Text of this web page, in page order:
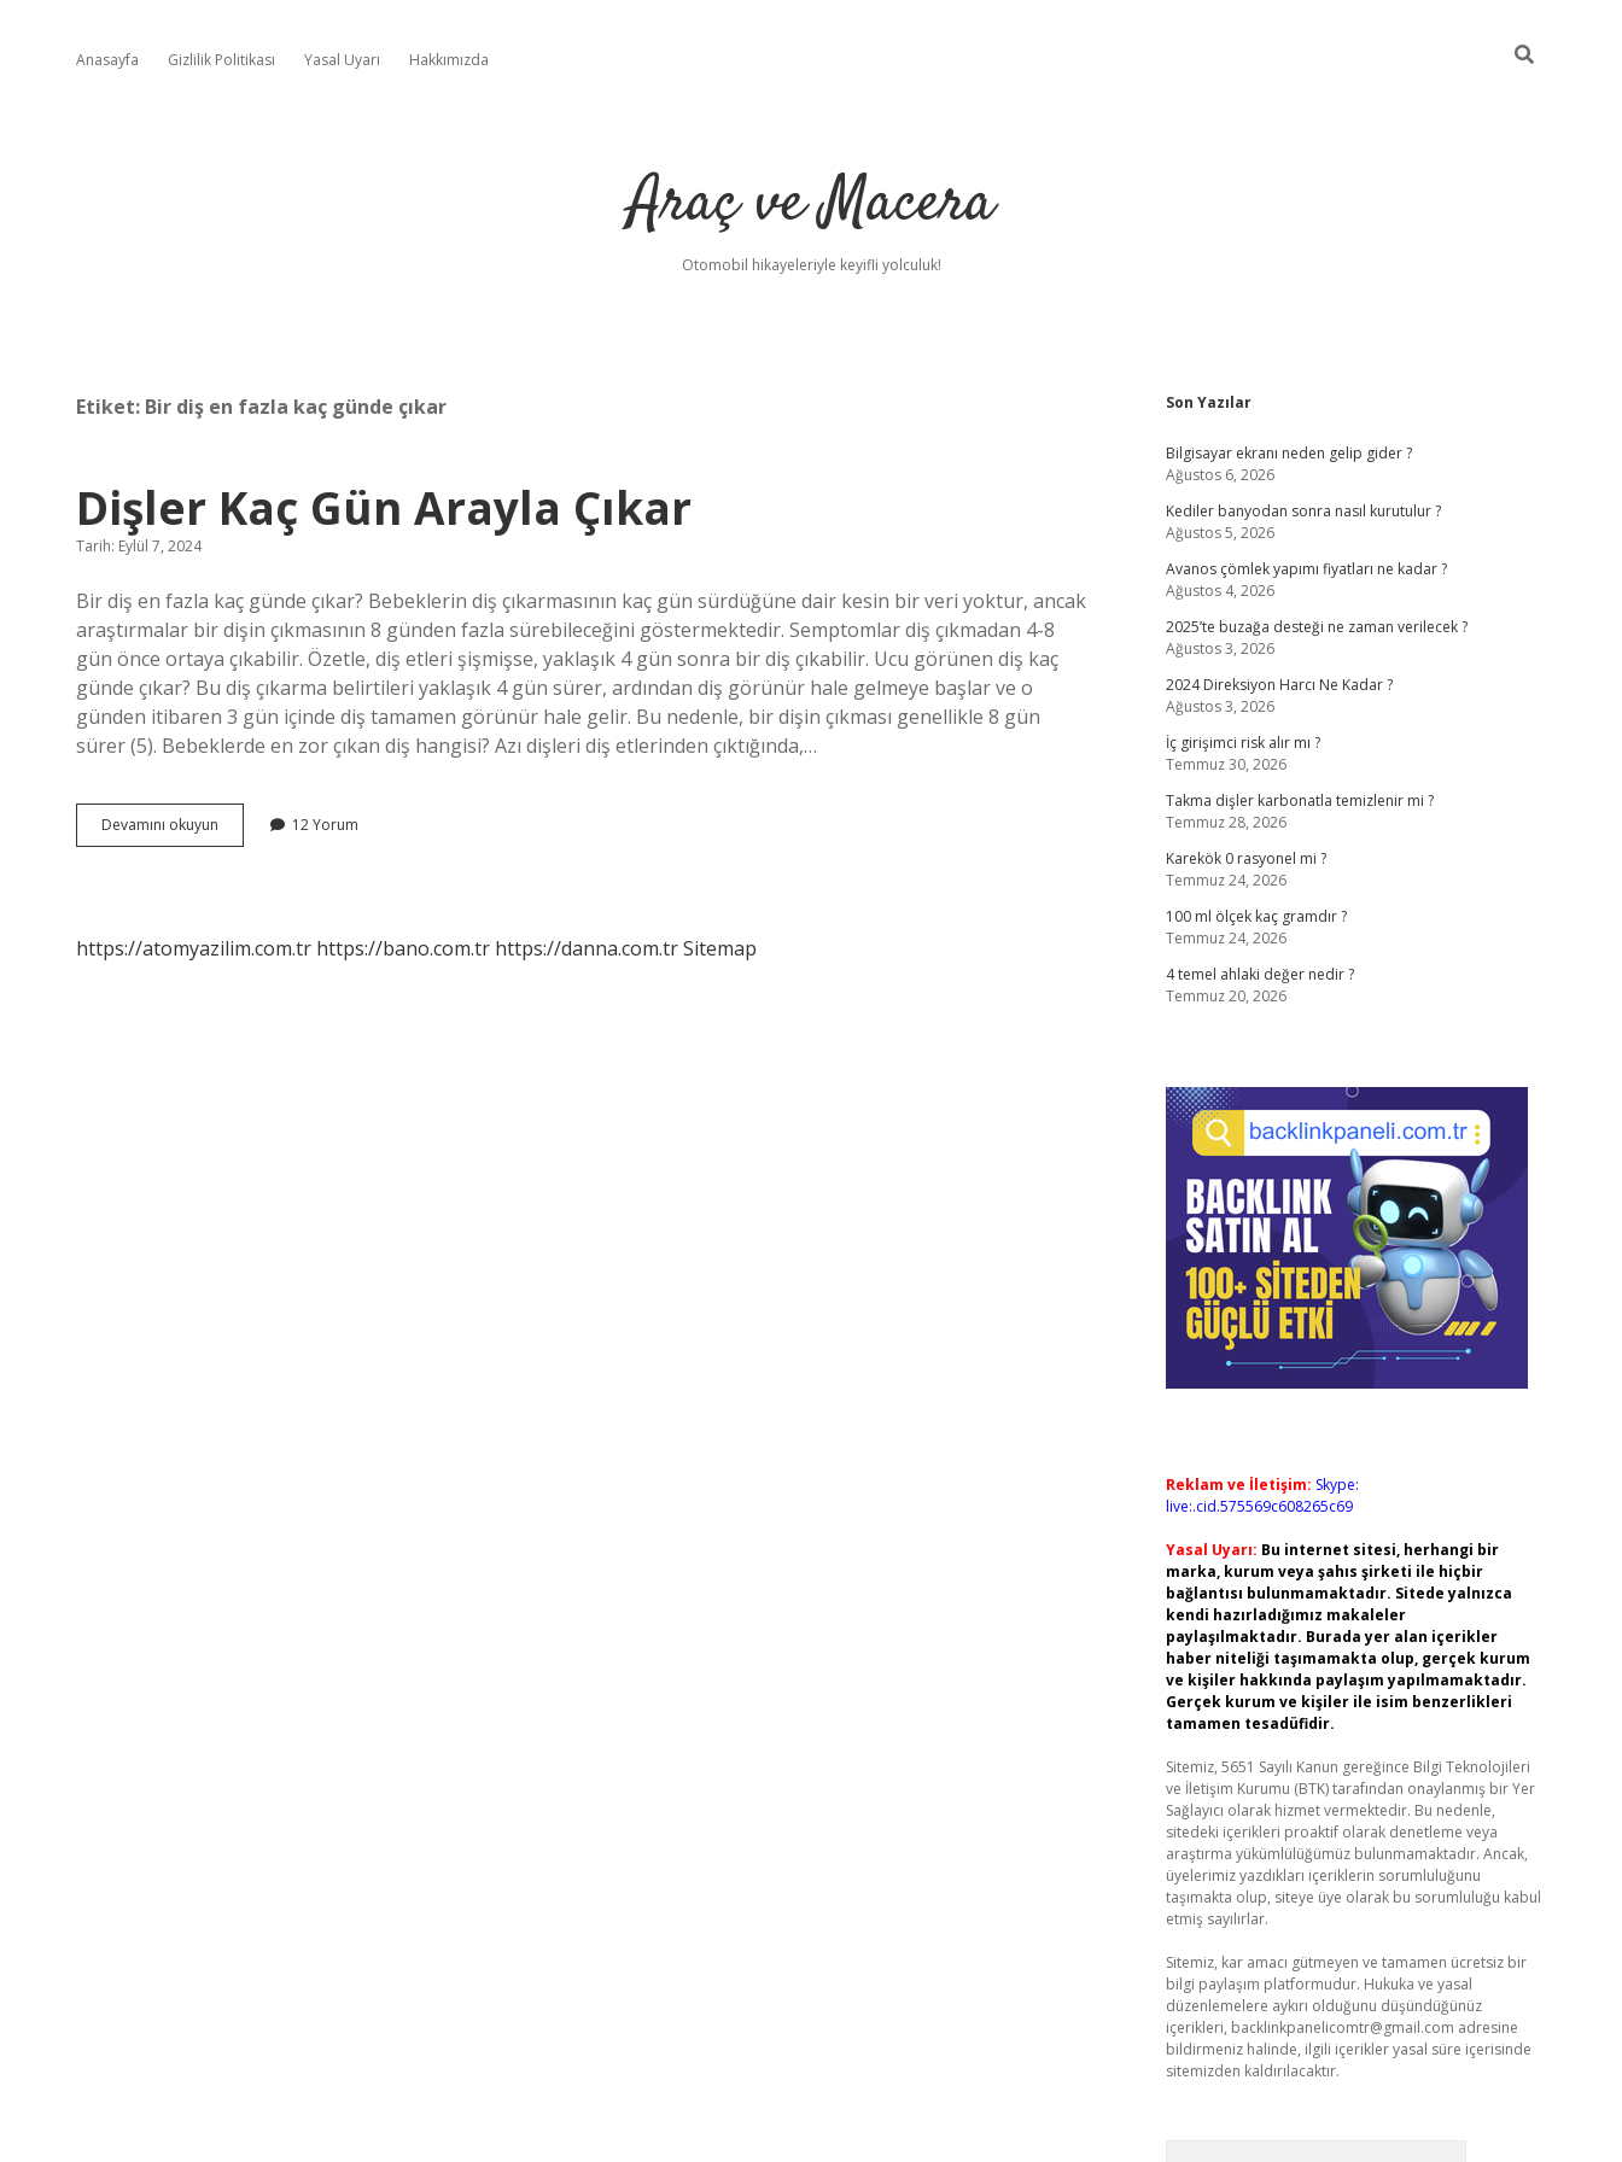
Anasayfa Gizlilik Politikası Yasal Uyarı Hakkımızda
Araç ve Macera
Otomobil hikayeleriyle keyifli yolculuk!
Etiket: Bir diş en fazla kaç günde çıkar
Dişler Kaç Gün Arayla Çıkar
Tarih: Eylül 7, 2024
Bir diş en fazla kaç günde çıkar? Bebeklerin diş çıkarmasının kaç gün sürdüğüne dair kesin bir veri yoktur, ancak
araştırmalar bir dişin çıkmasının 8 günden fazla sürebileceğini göstermektedir. Semptomlar diş çıkmadan 4-8
gün önce ortaya çıkabilir. Özetle, diş etleri şişmişse, yaklaşık 4 gün sonra bir diş çıkabilir. Ucu görünen diş kaç
günde çıkar? Bu diş çıkarma belirtileri yaklaşık 4 gün sürer, ardından diş görünür hale gelmeye başlar ve o
günden itibaren 3 gün içinde diş tamamen görünür hale gelir. Bu nedenle, bir dişin çıkması genellikle 8 gün
sürer (5). Bebeklerde en zor çıkan diş hangisi? Azı dişleri diş etlerinden çıktığında,…
Devamını okuyun
Kaç
12 Yorum
https://atomyazilim.com.tr https://bano.com.tr https://danna.com.trSitemap
Sidebar
Son Yazılar
Bilgisayar ekranı neden gelip gider ?
Ağustos 6, 2026
Kediler banyodan sonra nasıl kurutulur ?
Ağustos 5, 2026
Avanos çömlek yapımı fiyatları ne kadar ?
Ağustos 4, 2026
2025’te buzağa desteği ne zaman verilecek ?
Ağustos 3, 2026
2024 Direksiyon Harcı Ne Kadar ?
Ağustos 3, 2026
İç girişimci risk alır mı ?
Temmuz 30, 2026
Takma dişler karbonatla temizlenir mi ?
Temmuz 28, 2026
Karekök 0 rasyonel mi ?
Temmuz 24, 2026
100 ml ölçek kaç gramdır ?
Temmuz 24, 2026
4 temel ahlaki değer nedir ?
Temmuz 20, 2026
Reklam ve İletişim: Skype:
live:.cid.575569c608265c69
Yasal Uyarı: Bu internet sitesi, herhangi bir
marka, kurum veya şahıs şirketi ile hiçbir
bağlantısı bulunmamaktadır. Sitede yalnızca
kendi hazırladığımız makaleler
paylaşılmaktadır. Burada yer alan içerikler
haber niteliği taşımamakta olup, gerçek kurum
ve kişiler hakkında paylaşım yapılmamaktadır.
Gerçek kurum ve kişiler ile isim benzerlikleri
tamamen tesadüfidir.
Sitemiz, 5651 Sayılı Kanun gereğince Bilgi Teknolojileri
ve İletişim Kurumu (BTK) tarafından onaylanmış bir Yer
Sağlayıcı olarak hizmet vermektedir. Bu nedenle,
sitedeki içerikleri proaktif olarak denetleme veya
araştırma yükümlülüğümüz bulunmamaktadır. Ancak,
üyelerimiz yazdıkları içeriklerin sorumluluğunu
taşımakta olup, siteye üye olarak bu sorumluluğu kabul
etmiş sayılırlar.
Sitemiz, kar amacı gütmeyen ve tamamen ücretsiz bir
bilgi paylaşım platformudur. Hukuka ve yasal
düzenlemelere aykırı olduğunu düşündüğünüz
içerikleri, backlinkpanelicomtr@gmail.com adresine
bildirmeniz halinde, ilgili içerikler yasal süre içerisinde
sitemizden kaldırılacaktır.